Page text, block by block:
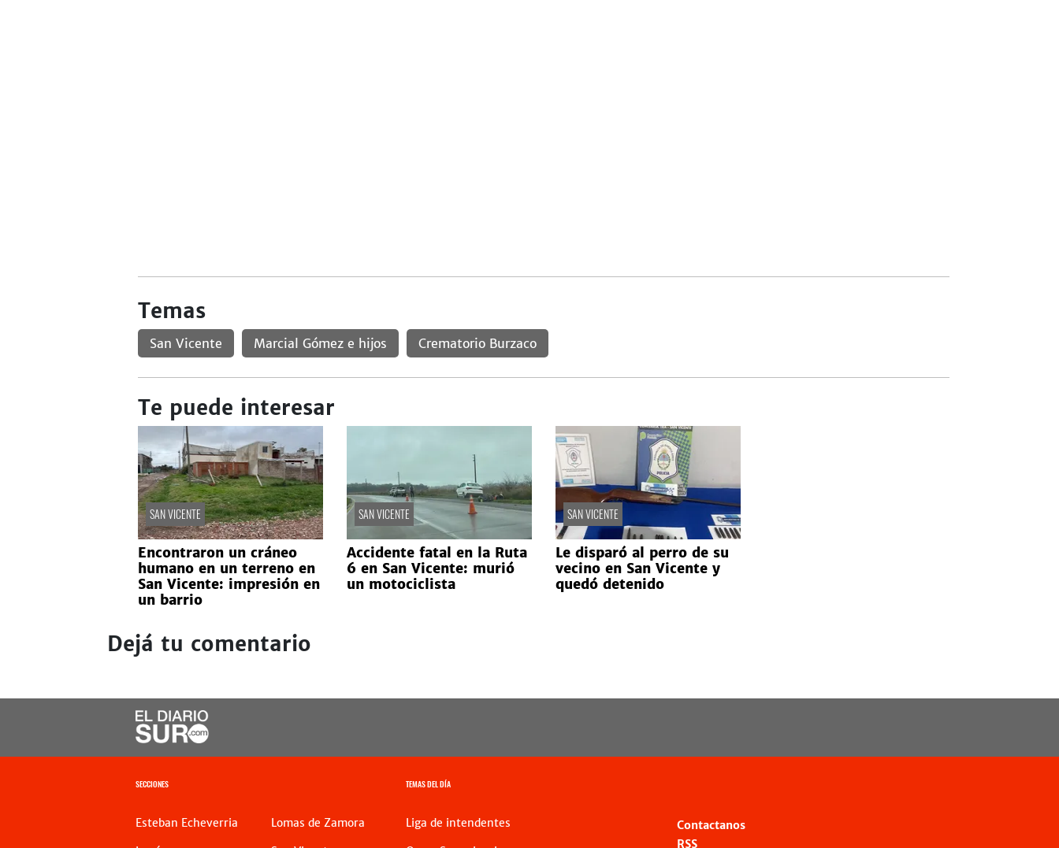
Temas
San Vicente Marcial Gómez e hijos Crematorio Burzaco
Te puede interesar
SAN VICENTE
Encontraron un cráneo
humano en un terreno en
San Vicente: impresión en
un barrio
SAN VICENTE
Accidente fatal en la Ruta
6 en San Vicente: murió
un motociclista
SAN VICENTE
Le disparó al perro de su
vecino en San Vicente y
quedó detenido
Dejá tu comentario
SECCIONES
Esteban Echeverria
Lomas de Zamora
TEMAS DEL DÍA
Liga de intendentes
Contactanos
RSS